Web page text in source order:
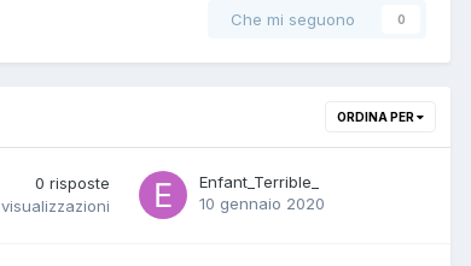
Che mi seguono 0
ORDINA PER
0 risposte
visualizzazioni
Enfant_Terrible_
10 gennaio 2020